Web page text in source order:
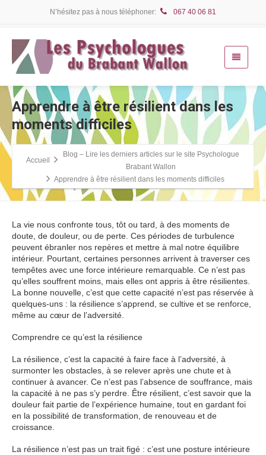
N’hésitez pas à nous téléphoner: 067 40 06 81
Apprendre à être résilient dans les
moments difficiles
Accueil
Blog – Lire les derniers articles sur le site Psychologue
Brabant Wallon
Apprendre à être résilient dans les moments difficiles
La vie nous confronte tous, tôt ou tard, à des moments de
doute, de douleur, ou de perte. Ces périodes de turbulence
peuvent ébranler nos repères et mettre à mal notre équilibre
intérieur. Pourtant, certaines personnes arrivent à traverser ces
tempêtes avec une force intérieure remarquable. Ce n’est pas
qu’elles souffrent moins, mais elles ont appris à être résilientes.
La bonne nouvelle, c’est que cette capacité n’est pas réservée à
quelques-uns : la résilience s’apprend, se cultive et se renforce,
même au cœur de l’adversité.
Comprendre ce qu’est la résilience
La résilience, c’est la capacité à faire face à l’adversité, à
surmonter les obstacles, à se relever après une chute et à
continuer à avancer. Ce n’est pas l’absence de souffrance, mais
la capacité à ne pas s’y perdre. Être résilient, c’est savoir que la
douleur fait partie de l’expérience humaine, tout en gardant foi
en la possibilité de transformation, de renouveau et de
croissance.
La résilience n’est pas un trait figé : c’est une posture intérieure